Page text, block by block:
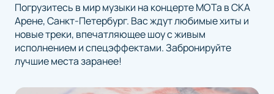
Погрузитесь в мир музыки на концерте МОТа в СКА
Арене, Санкт-Петербург. Вас ждут любимые хиты и
новые треки, впечатляющее шоу с живым
исполнением и спецэффектами. Забронируйте
лучшие места заранее!